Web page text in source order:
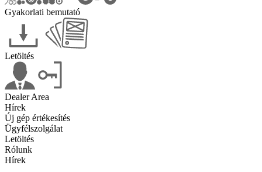
Gyakorlati bemutató
Letöltés
Dealer Area
Hírek
Új gép értékesítés
Ügyfélszolgálat
Letöltés
Rólunk
Hírek